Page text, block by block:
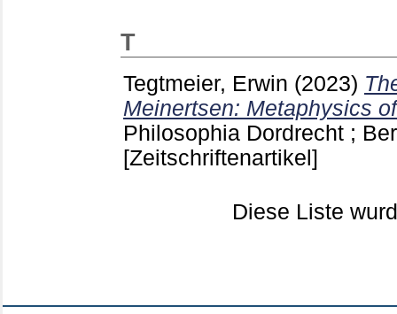
T
Tegtmeier, Erwin (2023)
Meinertsen: Metaphysics
Philosophia Dordrecht ;
[Zeitschriftenartikel]
Diese Liste